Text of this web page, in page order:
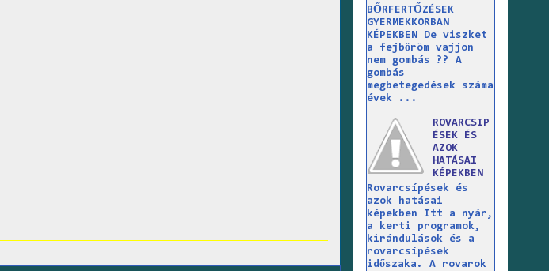
BŐRFERTŐZÉSEK
GYERMEKKORBAN
KÉPEKBEN De viszket
a fejbőröm vajjon
nem gombás ?? A
gombás
megbetegedések száma
évek ...
ROVARCSIP
ÉSEK ÉS
AZOK
HATÁSAI
KÉPEKBEN
Rovarcsípések és
azok hatásai
képekben Itt a nyár,
a kerti programok,
kirándulások és a
rovarcsípések
időszaka. A rovarok